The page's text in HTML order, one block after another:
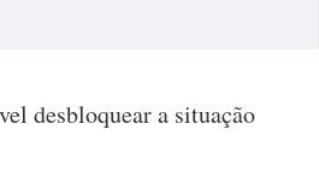
desbloquear a situação